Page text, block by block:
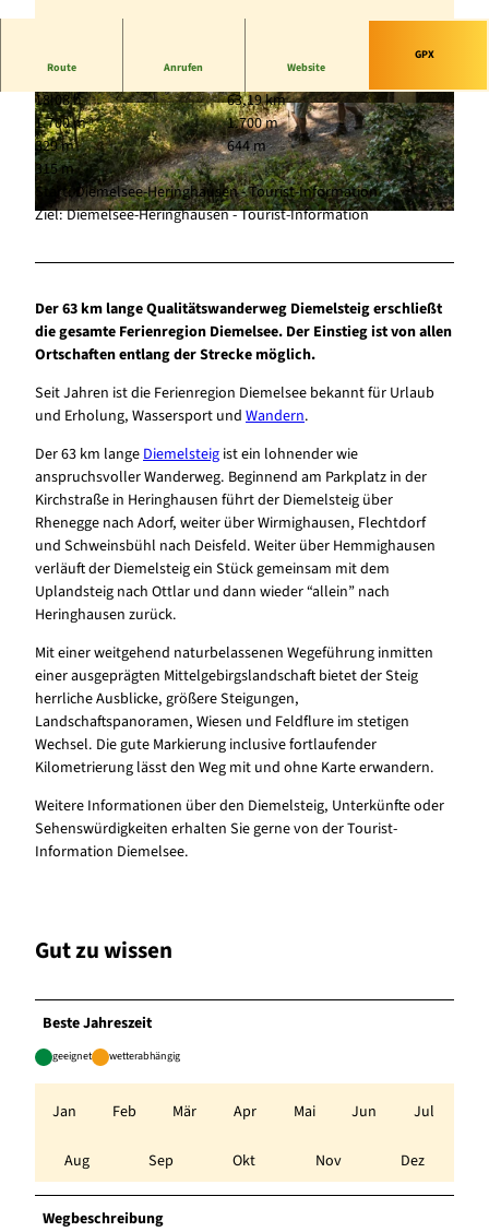
© Tourist-Information Diemelsee, Klaus-Peter Kappest | CC-BY-SA
© Tourist-Information Diemelsee, Markus Ballk
ow |CC-BY-SA
© Tourist-Information Diemelsee, Markus Ballk
ow |CC-BY-SA
Route Anrufen Website
GPX
18:08 h
63,19 km
1.700 m
1.700 m
329 m
644 m
315 m
Start: Diemelsee-Heringhausen - Tourist-Information
Ziel: Diemelsee-Heringhausen - Tourist-Information
Der 63 km lange Qualitätswanderweg Diemelsteig erschließt
die gesamte Ferienregion Diemelsee. Der Einstieg ist von allen
Ortschaften entlang der Strecke möglich.
Seit Jahren ist die Ferienregion Diemelsee bekannt für Urlaub
und Erholung, Wassersport und Wandern.
Der 63 km langeDiemelsteig ist ein lohnender wie
anspruchsvoller Wanderweg. Beginnend am Parkplatz in der
Kirchstraße in Heringhausen führt der Diemelsteig über
Rhenegge nach Adorf, weiter über Wirmighausen, Flechtdorf
und Schweinsbühl nach Deisfeld. Weiter über Hemmighausen
verläuft der Diemelsteig ein Stück gemeinsam mit dem
Uplandsteig nach Ottlar und dann wieder “allein” nach
Heringhausen zurück.
Mit einer weitgehend naturbelassenen Wegeführung inmitten
einer ausgeprägten Mittelgebirgslandschaft bietet der Steig
herrliche Ausblicke, größere Steigungen,
Landschaftspanoramen, Wiesen und Feldflure im stetigen
Wechsel. Die gute Markierung inclusive fortlaufender
Kilometrierung lässt den Weg mit und ohne Karte erwandern.
Weitere Informationen über den Diemelsteig, Unterkünfte oder
Sehenswürdigkeiten erhalten Sie gerne von der Tourist-
Information Diemelsee.
Gut zu wissen
Beste Jahreszeit
geeignet wetterabhängig
Jan Feb Mär Apr Mai Jun Jul
Aug Sep Okt Nov Dez
Wegbeschreibung